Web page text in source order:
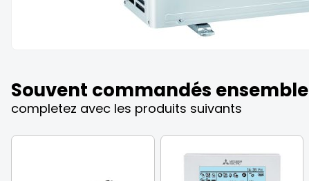
beginning
of
the
gallery
Souvent commandés ensemble
completez avec les produits suivants